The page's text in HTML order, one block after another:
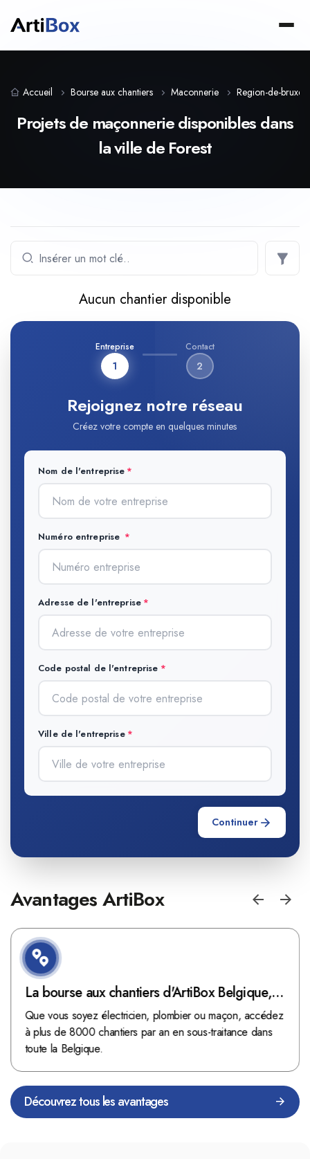
Accueil Bourse aux chantiers Maconnerie Region-de-
Projets de maçonnerie disponibles dans
la ville de Forest
Aucun chantier disponible
Entreprise
1
Contact
2
Rejoignez notre réseau
Créez votre compte en quelques minutes
Nom de l'entreprise
Numéro entreprise
Adresse de l'entreprise
Code postal de l'entreprise
Ville de l'entreprise
Continuer
Avantages ArtiBox
La bourse aux chantiers d'ArtiBox Belgique,
véritable mine d'or !
Que vous soyez électricien, plombier ou maçon, accédez
à plus de 8000 chantiers par an en sous-traitance dans
toute la Belgique.
Découvrez tous les avantages